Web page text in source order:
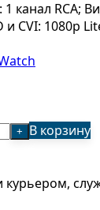
1 канал RCA;
и CVI: 1080p
+
В корзину
курьером,